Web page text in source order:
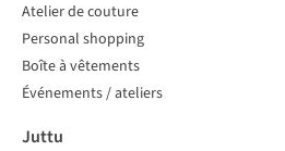
Atelier de couture
Personal shopping
Boîte à vêtements
Événements / ateliers
Juttu